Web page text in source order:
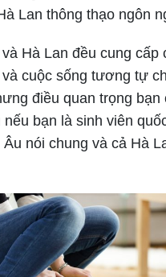
Lan thông thạo ngôn
Hà Lan đều cung cấp
cuộc sống tương tự
điều quan trọng bạn
bạn là sinh viên
nói chung và cả Hà